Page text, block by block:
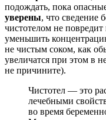
подождать, пока
уверены, что сведение
чистотелом не
уменьшить
не чистым соком, как
увеличатся при этом в
не причините).
Чистотел — это
лечебными
во время